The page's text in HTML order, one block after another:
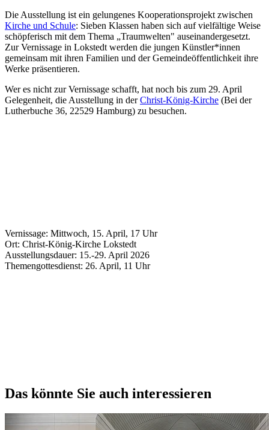
Die Ausstellung ist ein gelungenes Kooperationsprojekt zwischen
Kirche und Schule: Sieben Klassen haben sich auf vielfältige Weise
schöpferisch mit dem Thema „Traumwelten" auseinandergesetzt.
Zur Vernissage in Lokstedt werden die jungen Künstler*innen
gemeinsam mit ihren Familien und der Gemeindeöffentlichkeit ihre
Werke präsentieren.
Wer es nicht zur Vernissage schafft, hat noch bis zum 29. April
Gelegenheit, die Ausstellung in derChrist-König-Kirche (Bei der
Lutherbuche 36, 22529 Hamburg) zu besuchen.
Vernissage: Mittwoch, 15. April, 17 Uhr
Ort: Christ-König-Kirche Lokstedt
Ausstellungsdauer: 15.-29. April 2026
Themengottesdienst: 26. April, 11 Uhr
Das könnte Sie auch interessieren